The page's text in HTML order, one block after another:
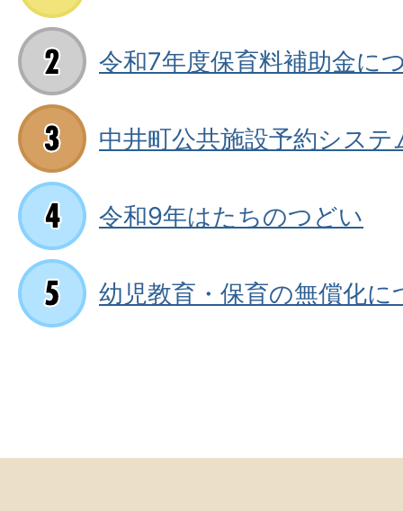
令和7年度保育料補助金に
中井町公共施設予約システ
令和9年はたちのつどい
幼児教育・保育の無償化に